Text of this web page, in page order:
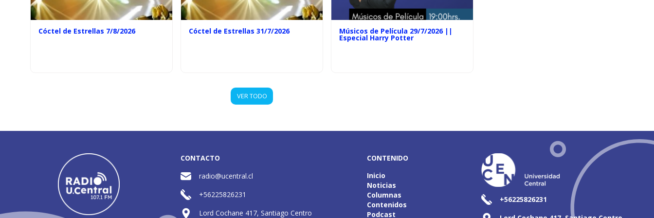
Cóctel de Estrellas 7/8/2026 Cóctel de Estrellas 31/7/2026 Músicos de Película 29/7/2026 ||
Especial Harry Potter
VER TODO
CONTACTO
radio@ucentral.cl
+56225826231
Lord Cochane 417, Santiago Centro
CONTENIDO
Inicio
Noticias
Columnas
Contenidos
Podcast
+56225826231